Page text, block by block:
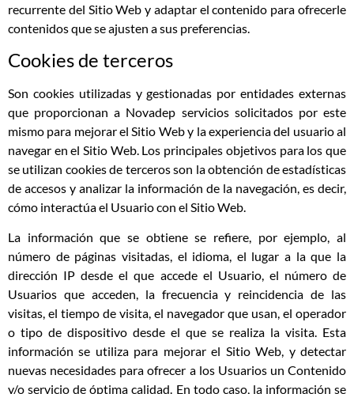
recurrente del Sitio Web y adaptar el contenido para ofrecerle
contenidos que se ajusten a sus preferencias.
Cookies de terceros
Son cookies utilizadas y gestionadas por entidades externas
que proporcionan a Novadep servicios solicitados por este
mismo para mejorar el Sitio Web y la experiencia del usuario al
navegar en el Sitio Web. Los principales objetivos para los que
se utilizan cookies de terceros son la obtención de estadísticas
de accesos y analizar la información de la navegación, es decir,
cómo interactúa el Usuario con el Sitio Web.
La información que se obtiene se refiere, por ejemplo, al
número de páginas visitadas, el idioma, el lugar a la que la
dirección IP desde el que accede el Usuario, el número de
Usuarios que acceden, la frecuencia y reincidencia de las
visitas, el tiempo de visita, el navegador que usan, el operador
o tipo de dispositivo desde el que se realiza la visita. Esta
información se utiliza para mejorar el Sitio Web, y detectar
nuevas necesidades para ofrecer a los Usuarios un Contenido
y/o servicio de óptima calidad. En todo caso, la información se